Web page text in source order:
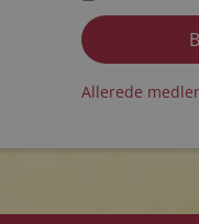
Allerede